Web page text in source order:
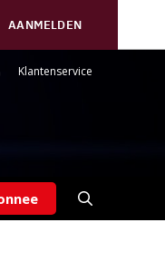
AANMELDEN
Klantenservice